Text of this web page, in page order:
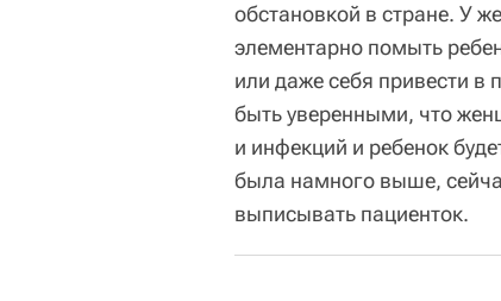
обстановкой в стране. У
элементарно помыть
или даже себя привести в
быть уверенными, что
и инфекций и ребенок
была намного выше,
выписывать пациенток.